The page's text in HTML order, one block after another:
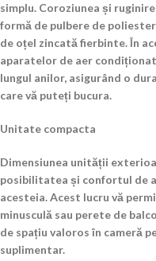
simplu. Coroziunea și
formă de pulbere de
de oțel zincată fierbinte. În
aparatelor de aer
lungul anilor, asigurând o
care vă puteți bucura.
Unitate compacta
Dimensiunea unității
posibilitatea și confortul de
acesteia. Acest lucru vă
minusculă sau perete de
de spațiu valoros în cameră
suplimentar.